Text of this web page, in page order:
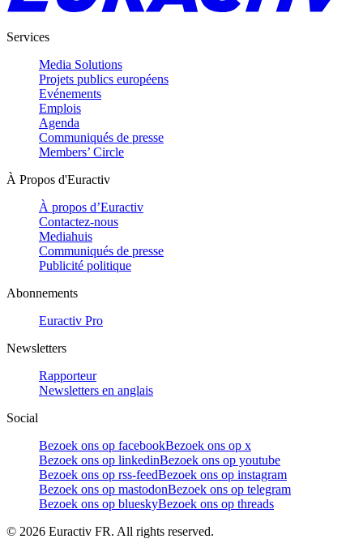
Services
Media Solutions
Projets publics européens
Evénements
Emplois
Agenda
Communiqués de presse
Members’ Circle
À Propos d'Euractiv
À propos d’Euractiv
Contactez-nous
Mediahuis
Communiqués de presse
Publicité politique
Abonnements
Euractiv Pro
Newsletters
Rapporteur
Newsletters en anglais
Social
Bezoek ons op facebookBezoek ons op x
Bezoek ons op linkedinBezoek ons op youtube
Bezoek ons op rss-feedBezoek ons op instagram
Bezoek ons op mastodonBezoek ons op telegram
Bezoek ons op blueskyBezoek ons op threads
© 2026 Euractiv FR. All rights reserved.